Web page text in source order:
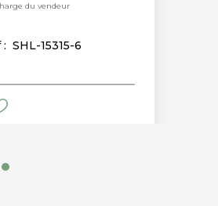
du vendeur
: SHL-15315-6